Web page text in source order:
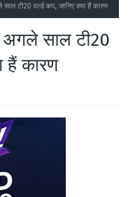
टी20 वर्ल्ड कप, जानिए क्या हैं कारण
अगले साल टी20
हैं कारण